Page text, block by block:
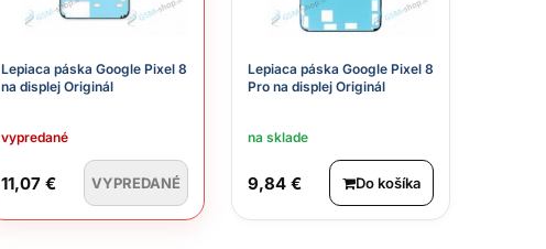
Lepiaca páska Google Pixel 8
na displej Originál
vypredané
11,07 € VYPREDANÉ
Lepiaca páska Google Pixel 8
Pro na displej Originál
na sklade
9,84 € Do košíka